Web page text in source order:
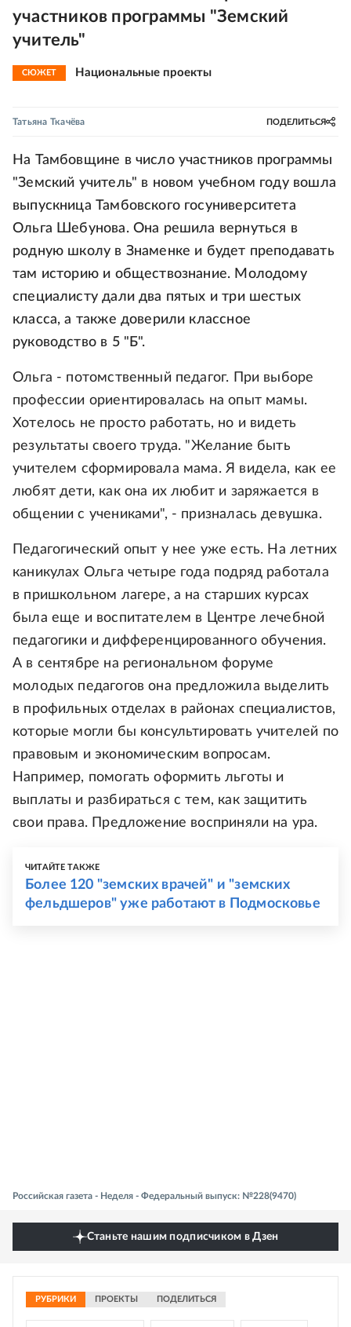
участников программы "Земский
учитель"
СЮЖЕТ Национальные проекты
Татьяна Ткачёва ПОДЕЛИТЬСЯ
На Тамбовщине в число участников программы
"Земский учитель" в новом учебном году вошла
выпускница Тамбовского госуниверситета
Ольга Шебунова. Она решила вернуться в
родную школу в Знаменке и будет преподавать
там историю и обществознание. Молодому
специалисту дали два пятых и три шестых
класса, а также доверили классное
руководство в 5 "Б".
Ольга - потомственный педагог. При выборе
профессии ориентировалась на опыт мамы.
Хотелось не просто работать, но и видеть
результаты своего труда. "Желание быть
учителем сформировала мама. Я видела, как ее
любят дети, как она их любит и заряжается в
общении с учениками", - призналась девушка.
Педагогический опыт у нее уже есть. На летних
каникулах Ольга четыре года подряд работала
в пришкольном лагере, а на старших курсах
была еще и воспитателем в Центре лечебной
педагогики и дифференцированного обучения.
А в сентябре на региональном форуме
молодых педагогов она предложила выделить
в профильных отделах в районах специалистов,
которые могли бы консультировать учителей по
правовым и экономическим вопросам.
Например, помогать оформить льготы и
выплаты и разбираться с тем, как защитить
свои права. Предложение восприняли на ура.
ЧИТАЙТЕ ТАКЖЕ
Более 120 "земских врачей" и "земских
фельдшеров" уже работают в Подмосковье
Российская газета - Неделя - Федеральный выпуск: №228(9470)
Станьте нашим подписчиком в Дзен
РУБРИКИ ПРОЕКТЫ ПОДЕЛИТЬСЯ